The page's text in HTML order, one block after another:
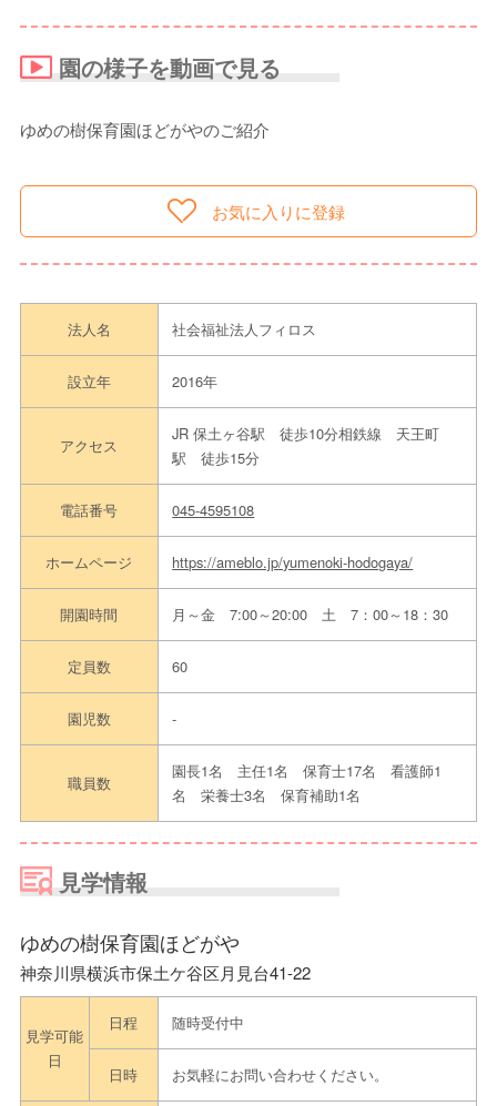
園の様子を動画で見る
ゆめの樹保育園ほどがやのご紹介
お気に入りに登録
法人名 社会福祉法人フィロス
設立年 2016年
アクセス
JR 保土ヶ谷駅 徒歩10分相鉄線 天王町
駅 徒歩15分
電話番号 045-4595108
ホームページ https://ameblo.jp/yumenoki-hodogaya/
開園時間 月～金 7:00～20:00 土 7：00～18：30
定員数 60
園児数 -
職員数
園長1名 主任1名 保育士17名 看護師1
名 栄養士3名 保育補助1名
見学情報
ゆめの樹保育園ほどがや
神奈川県横浜市保土ケ谷区月見台41-22
見学可能
日
日程 随時受付中
日時 お気軽にお問い合わせください。